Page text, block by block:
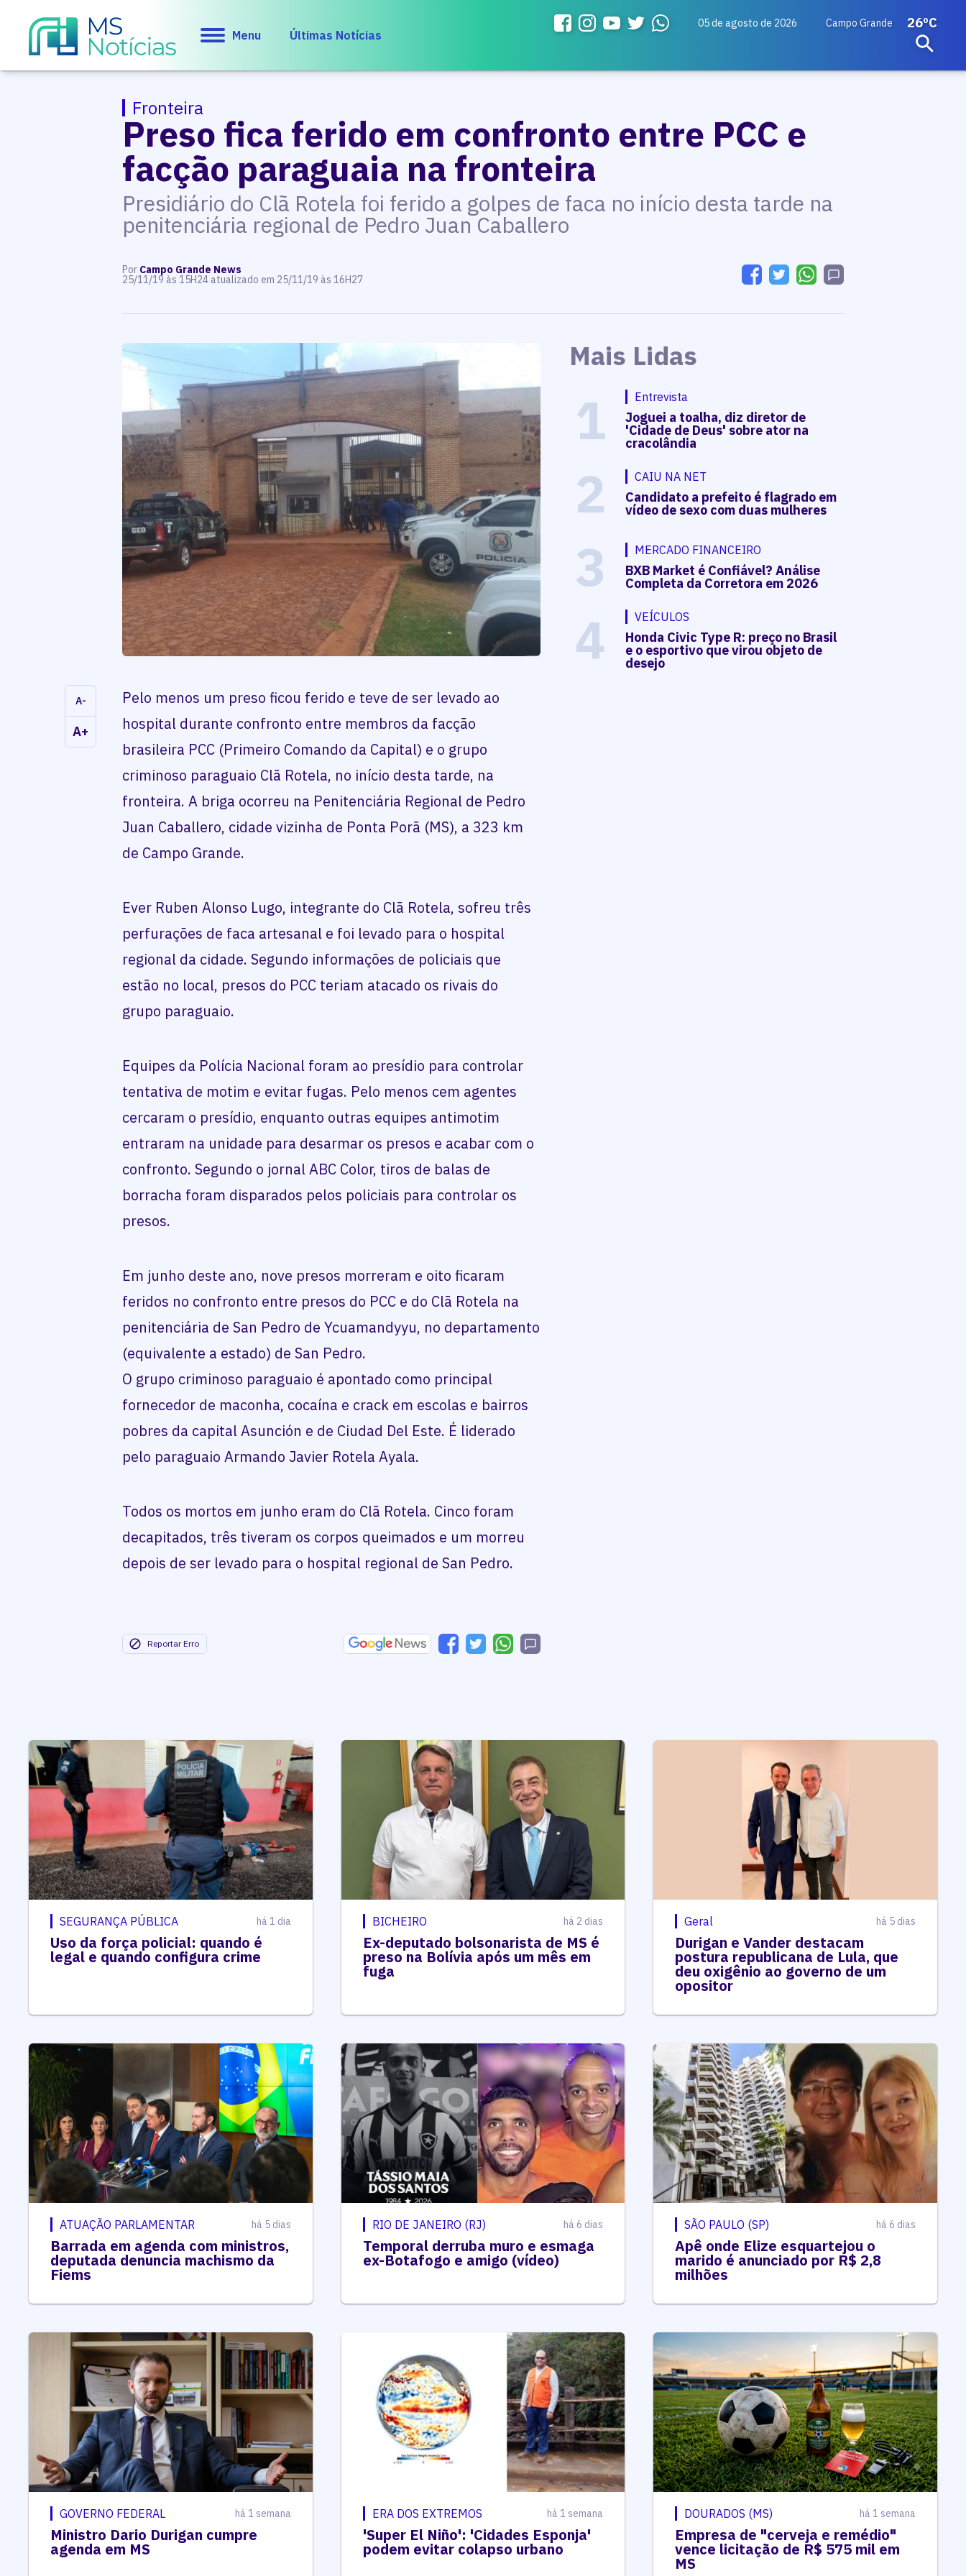
Menu Últimas Notícias
05 de agosto de 2026 Campo Grande 26ºC
Fronteira
Preso fica ferido em confronto entre PCC e
facção paraguaia na fronteira
Presidiário do Clã Rotela foi ferido a golpes de faca no início desta tarde na
penitenciária regional de Pedro Juan Caballero
Por Campo Grande News
25/11/19 às 15H24 atualizado em 25/11/19 às 16H27
A-
A+
Pelo menos um preso ficou ferido e teve de ser levado ao
hospital durante confronto entre membros da facção
brasileira PCC (Primeiro Comando da Capital) e o grupo
criminoso paraguaio Clã Rotela, no início desta tarde, na
fronteira. A briga ocorreu na Penitenciária Regional de Pedro
Juan Caballero, cidade vizinha de Ponta Porã (MS), a 323 km
de Campo Grande.
Ever Ruben Alonso Lugo, integrante do Clã Rotela, sofreu três
perfurações de faca artesanal e foi levado para o hospital
regional da cidade. Segundo informações de policiais que
estão no local, presos do PCC teriam atacado os rivais do
grupo paraguaio.
Equipes da Polícia Nacional foram ao presídio para controlar
tentativa de motim e evitar fugas. Pelo menos cem agentes
cercaram o presídio, enquanto outras equipes antimotim
entraram na unidade para desarmar os presos e acabar com o
confronto. Segundo o jornal ABC Color, tiros de balas de
borracha foram disparados pelos policiais para controlar os
presos.
Em junho deste ano, nove presos morreram e oito ficaram
feridos no confronto entre presos do PCC e do Clã Rotela na
penitenciária de San Pedro de Ycuamandyyu, no departamento
(equivalente a estado) de San Pedro.
O grupo criminoso paraguaio é apontado como principal
fornecedor de maconha, cocaína e crack em escolas e bairros
pobres da capital Asunción e de Ciudad Del Este. É liderado
pelo paraguaio Armando Javier Rotela Ayala.
Todos os mortos em junho eram do Clã Rotela. Cinco foram
decapitados, três tiveram os corpos queimados e um morreu
depois de ser levado para o hospital regional de San Pedro.
Reportar Erro
Mais Lidas
1 Entrevista
Joguei a toalha, diz diretor de
'Cidade de Deus' sobre ator na
cracolândia
2 CAIU NA NET
Candidato a prefeito é flagrado em
vídeo de sexo com duas mulheres
3 MERCADO FINANCEIRO
BXB Market é Confiável? Análise
Completa da Corretora em 2026
4 VEÍCULOS
Honda Civic Type R: preço no Brasil
e o esportivo que virou objeto de
desejo
SEGURANÇA PÚBLICA há 1 dia
Uso da força policial: quando é
legal e quando configura crime
BICHEIRO há 2 dias
Ex-deputado bolsonarista de MS é
preso na Bolívia após um mês em
fuga
Geral há 5 dias
Durigan e Vander destacam
postura republicana de Lula, que
deu oxigênio ao governo de um
opositor
ATUAÇÃO PARLAMENTAR há 5 dias
Barrada em agenda com ministros,
deputada denuncia machismo da
Fiems
RIO DE JANEIRO (RJ) há 6 dias
Temporal derruba muro e esmaga
ex-Botafogo e amigo (vídeo)
SÃO PAULO (SP) há 6 dias
Apê onde Elize esquartejou o
marido é anunciado por R$ 2,8
milhões
GOVERNO FEDERAL há 1 semana
Ministro Dario Durigan cumpre
agenda em MS
ERA DOS EXTREMOS há 1 semana
'Super El Niño': 'Cidades Esponja'
podem evitar colapso urbano
DOURADOS (MS) há 1 semana
Empresa de "cerveja e remédio"
vence licitação de R$ 575 mil em
MS